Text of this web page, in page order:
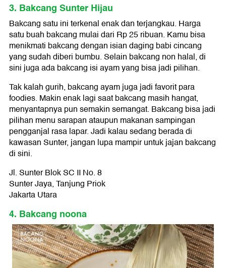
3. Bakcang Sunter Hijau
Bakcang satu ini terkenal enak dan terjangkau. Harga
satu buah bakcang mulai dari Rp 25 ribuan. Kamu bisa
menikmati bakcang dengan isian daging babi cincang
yang sudah diberi bumbu. Selain bakcang non halal, di
sini juga ada bakcang isi ayam yang bisa jadi pilihan.
Tak kalah gurih, bakcang ayam juga jadi favorit para
foodies. Makin enak lagi saat bakcang masih hangat,
menyantapnya pun semakin semangat. Bakcang bisa jadi
pilihan menu sarapan ataupun makanan sampingan
pengganjal rasa lapar. Jadi kalau sedang berada di
kawasan Sunter, jangan lupa mampir untuk jajan bakcang
di sini.
Jl. Sunter Blok SC II No. 8
Sunter Jaya, Tanjung Priok
Jakarta Utara
4. Bakcang noona